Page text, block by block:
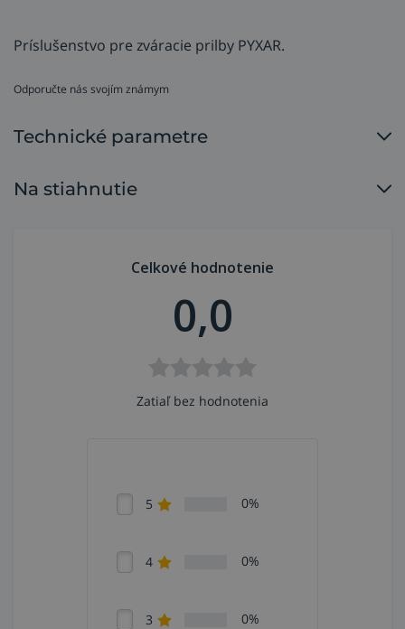
Príslušenstvo pre zváracie prilby PYXAR.
Odporučte nás svojím známym
Technické parametre
Na stiahnutie
Celkové hodnotenie
0,0
Zatiaľ bez hodnotenia
5 0%
4 0%
3 0%